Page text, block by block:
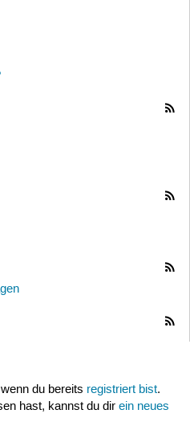
du bereits registriert bist.
hast, kannst du dir ein neues